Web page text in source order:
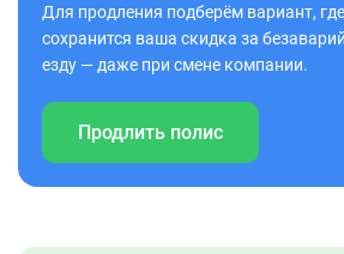
Для продления подберём вариант, где
сохранится ваша скидка за
езду — даже при смене компании.
Продлить полис